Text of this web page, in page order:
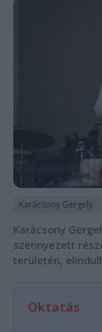
Karácsony Gergely
Karácsony
szennyezett
területén,
Oktatás